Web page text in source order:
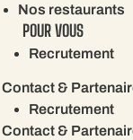
Nos restaurants
POUR VOUS
Recrutement
Contact &
Recrutement
Contact &